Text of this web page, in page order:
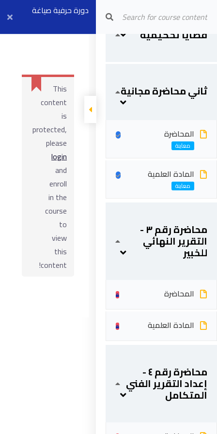
Arab Center for Arbitration
دورة حرفية صياغة
تقارير الخبرة
بث مباشر ٢٢ أبريل
قضايا تحكيمية
نماذج لقضايا
تحكيمية
ثاني محاضرة مجانية
المحاضرة
المادة العلمية
محاضرة رقم ٣ -
التقرير النهائي
للخبير
المحاضرة
المادة العلمية
محاضرة رقم ٤ -
إعداد التقرير الفني
المتكامل
This
content
is
protected,
please
login
and
enroll
in the
course
to
view
this
content!
5 شارع 278 – المعادي الجديدة – القاهرة – جمهورية مصر
العربية
201287888051+